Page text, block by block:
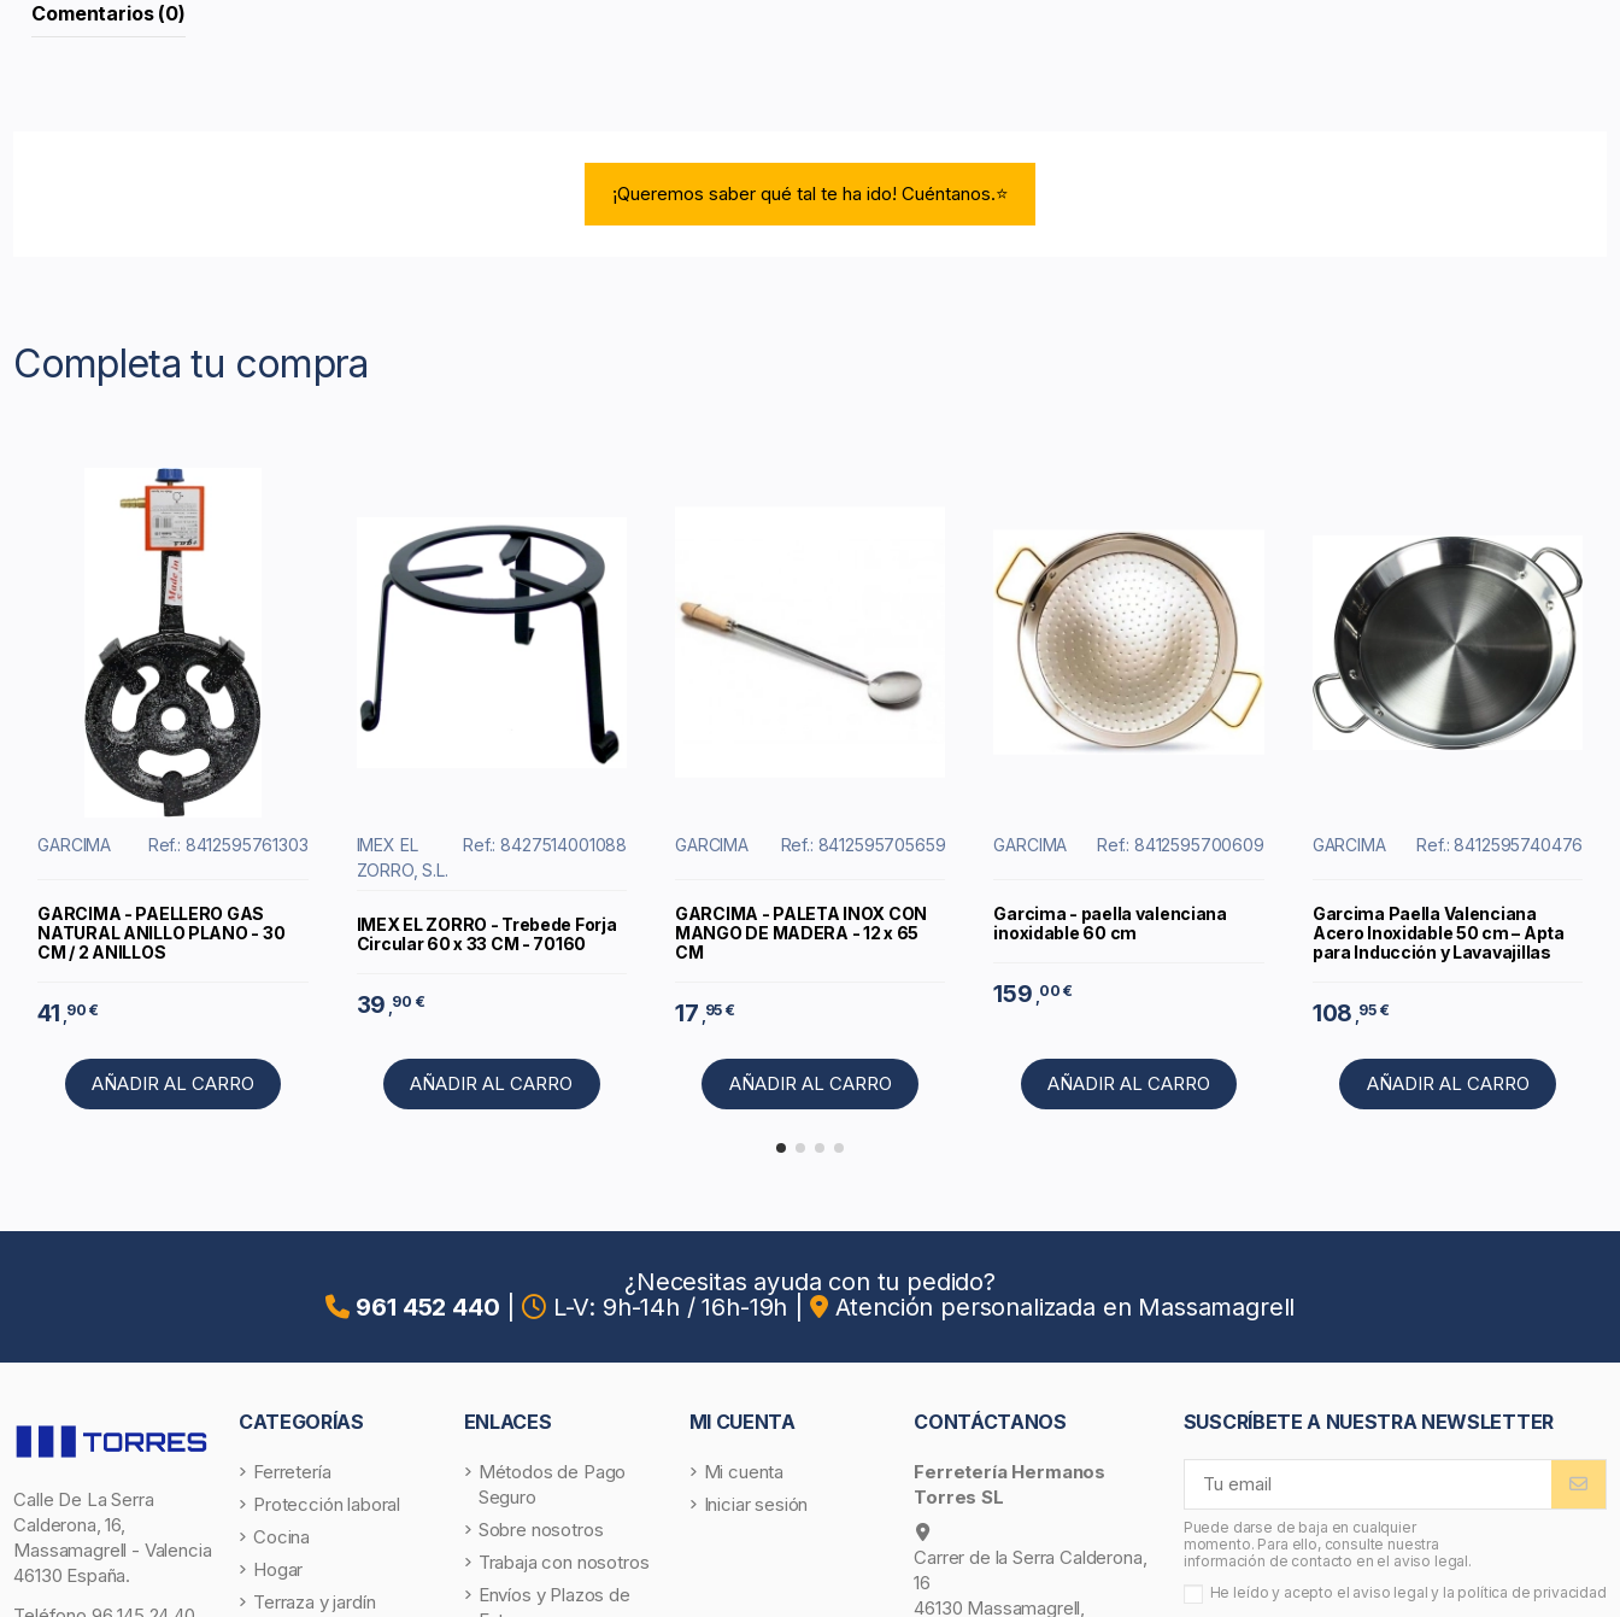
Comentarios (0)
¡Queremos saber qué tal te ha ido! Cuéntanos.⭐
Completa tu compra
GARCIMA Ref.: 8412595761303
GARCIMA - PAELLERO GAS
NATURAL ANILLO PLANO - 30
CM / 2 ANILLOS
41 90 €
AÑADIR AL CARRO
IMEX EL
ZORRO, S.L.
Ref.: 8427514001088
IMEX EL ZORRO - Trebede Forja
Circular 60 x 33 CM - 70160
39 ,90 €
AÑADIR AL CARRO
GARCIMA Ref.: 8412595705659
GARCIMA - PALETA INOX CON
MANGO DE MADERA - 12 x 65
CM
17 95 €
AÑADIR AL CARRO
GARCIMA Ref.: 8412595700609
Garcima - paella valenciana
inoxidable 60 cm
159 00 €
AÑADIR AL CARRO
GARCIMA Ref.: 8412595740476
Garcima Paella Valenciana
Acero Inoxidable 50 cm – Apta
para Inducción y Lavavajillas
108 ,95 €
AÑADIR AL CARRO
¿Necesitas ayuda con tu pedido?
961 452 440
L-V: 9h-14h / 16h-19h Atención personalizada en Massamagrell
Calle De La Serra
Calderona, 16,
Massamagrell - Valencia
46130 España.
CATEGORÍAS
Ferretería
Protección laboral
Cocina
Hogar
Terraza y jardín
ENLACES
Métodos de Pago
Seguro
Sobre nosotros
Trabaja con nosotros
Envíos y Plazos de
MI CUENTA
Mi cuenta
Iniciar sesión
CONTÁCTANOS
Ferretería Hermanos
Torres SL
Carrer de la Serra Calderona,
16
46130 Massamagrell,
SUSCRÍBETE A NUESTRA NEWSLETTER
Puede darse de baja en cualquier
momento. Para ello, consulte nuestra
información de contacto en el aviso legal.
He leído y acepto el aviso legal y la política de privacidad